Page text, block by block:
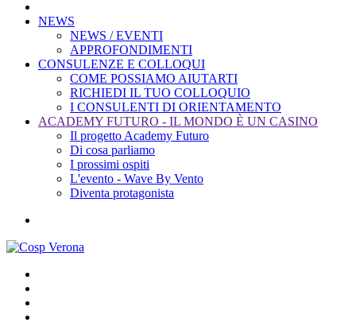
NEWS
NEWS / EVENTI
APPROFONDIMENTI
CONSULENZE E COLLOQUI
COME POSSIAMO AIUTARTI
RICHIEDI IL TUO COLLOQUIO
I CONSULENTI DI ORIENTAMENTO
ACADEMY FUTURO - IL MONDO È UN CASINO
Il progetto Academy Futuro
Di cosa parliamo
I prossimi ospiti
L'evento - Wave By Vento
Diventa protagonista